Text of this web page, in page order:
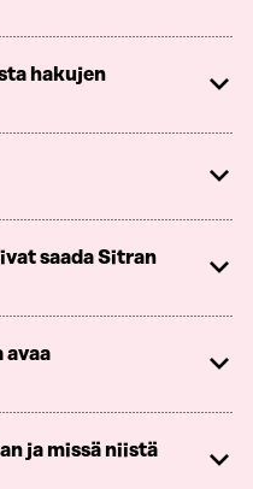
hakujen
saada Sitran
avaa
ja missä niistä